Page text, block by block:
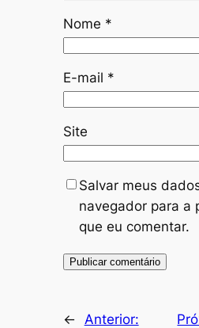
Nome *
E-mail *
Site
Salvar meus
navegador para a
que eu comentar.
←
Anterior: